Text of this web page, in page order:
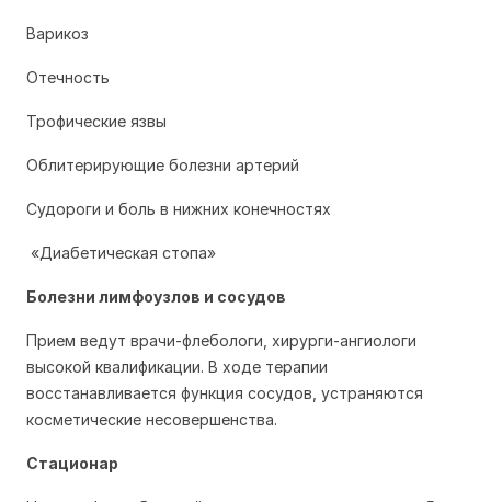
Варикоз
Отечность
Трофические язвы
Облитерирующие болезни артерий
Судороги и боль в нижних конечностях
«Диабетическая стопа»
Болезни лимфоузлов и сосудов
Прием ведут врачи-флебологи, хирурги-ангиологи
высокой квалификации. В ходе терапии
восстанавливается функция сосудов, устраняются
косметические несовершенства.
Стационар